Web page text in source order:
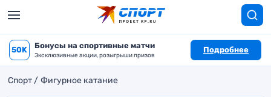
50K Бонусы на спортивные матчи
Эксклюзивные акции, розыгрыши призов
Подробнее
Спорт Фигурное катание